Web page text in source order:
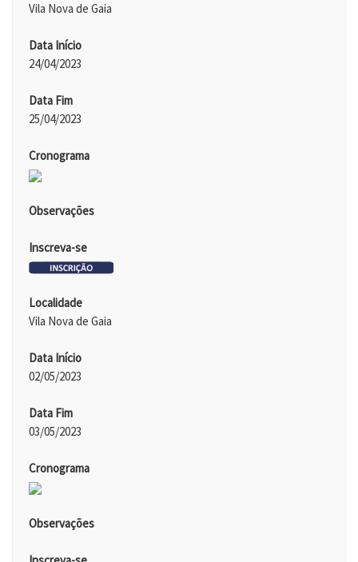
Vila Nova de Gaia
Data Início
24/04/2023
Data Fim
25/04/2023
Cronograma
Observações
Inscreva-se
Localidade
Vila Nova de Gaia
Data Início
02/05/2023
Data Fim
03/05/2023
Cronograma
Observações